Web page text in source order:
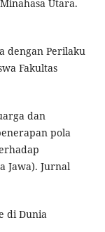
Utara.
dengan Perilaku
Fakultas
dan
pola
Jawa). Jurnal
di Dunia